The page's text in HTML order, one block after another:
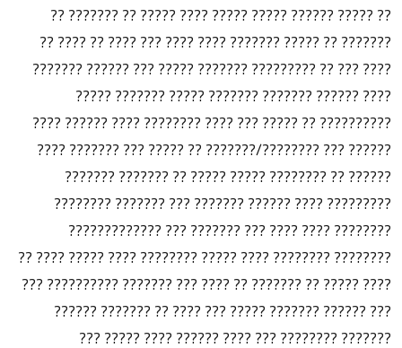
?? ????? ?????? ????? ????? ???? ????? ?? ??????? ??
??????? ?? ????? ??????? ???? ???? ??? ???? ?? ???? ??
???? ??? ?? ????????? ??????? ????? ??? ?????? ???????
???? ?????? ??????? ??????? ????? ??????? ?????
?????????? ?? ????? ??? ???? ???????? ???? ?????? ????
?????? ??? ????????/??????? ?? ????? ??? ??????? ????
?????? ?? ???????? ????? ????? ?? ??????? ???????
????????? ???? ?????? ??????? ??? ??????? ????????
???????? ???? ???? ??? ??????? ??? ?????????????
???????? ???????? ???? ????? ???????? ???? ????? ???? ??
???? ????? ?? ??????? ?? ???? ??? ??????? ?????????? ???
??? ?????? ??????? ????? ??? ???? ?? ??????? ??????
??????? ???????? ??? ???? ?????? ???? ????? ???